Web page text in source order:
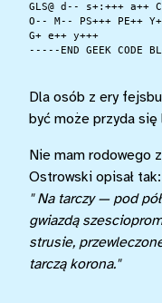
GLS@ d-- s+:+++ a++
O-- M-- PS+++ PE++
G+ e++ y+++
-----END GEEK CODE
Dla osób z ery
być może przyda się
Nie mam rodowego
Ostrowski opisał tak:
" Na tarczy — pod
gwiazdą
strusie,
tarczą korona."